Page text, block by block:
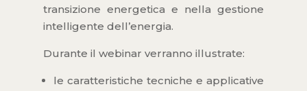
transizione energetica e nella gestione
intelligente dell’energia.
Durante il webinar verranno illustrate:
le caratteristiche tecniche e applicative